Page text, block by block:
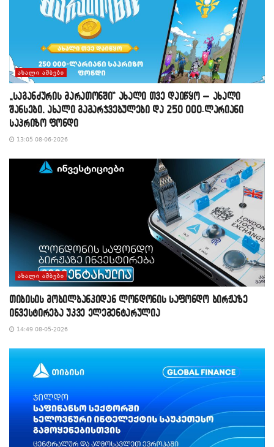
ᲐᲮᲐᲚᲘ ᲐᲛᲑᲔᲑᲘ
„საგანძურის მარათონში“ ახალი თვე დაიწყო – ახალი
შანსები, ახალი გამარჯვებულები და 250 000-ლარიანი
საპრიზო ფონდი
13:05 08-06-2026
ᲐᲮᲐᲚᲘ ᲐᲛᲑᲔᲑᲘ
თიბისის მობილბანკიდან ლონდონის საფონდო ბირჟაზე
ინვესტირება უკვე ელემენტარულია
14:49 08-05-2026